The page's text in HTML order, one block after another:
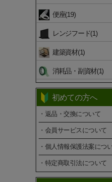
便座(19)
レンジフード(1)
建築資材(1)
消耗品・副資材(1)
初めての方へ
・返品・交換について
・会員サービスについて
・個人情報保護法案につ
・特定商取引法について